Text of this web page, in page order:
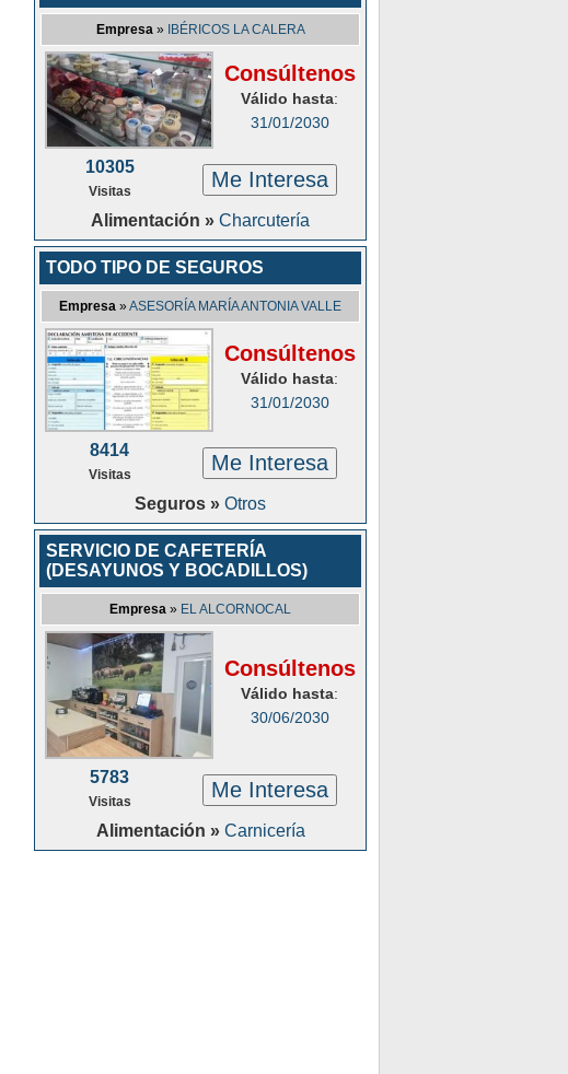
Empresa» IBÉRICOS LA CALERA
Consúltenos
Válido hasta:
31/01/2030
10305
Visitas Me Interesa
Alimentación » Charcutería
TODO TIPO DE SEGUROS
Empresa »ASESORÍA MARÍA ANTONIA VALLE
Consúltenos
Válido hasta:
31/01/2030
8414
Visitas Me Interesa
Seguros » Otros
SERVICIO DE CAFETERÍA
(DESAYUNOS Y BOCADILLOS)
Empresa » EL ALCORNOCAL
Consúltenos
Válido hasta:
30/06/2030
5783
Visitas Me Interesa
Alimentación » Carnicería